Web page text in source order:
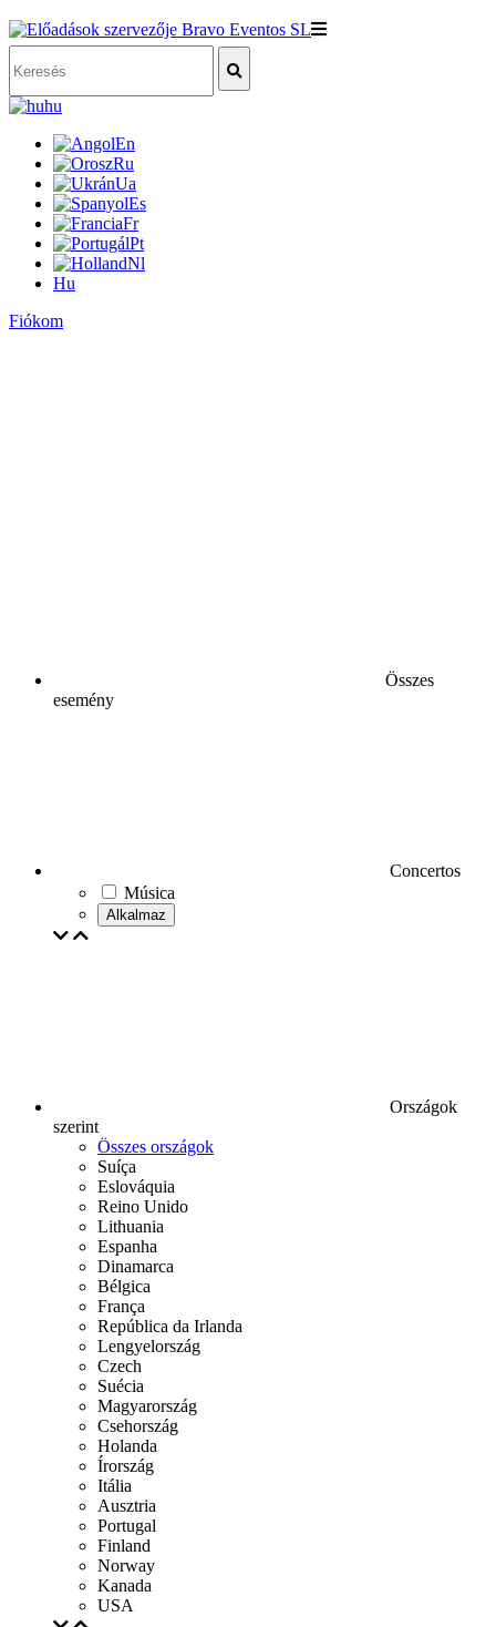
hu
En
Ru
Ua
Es
Fr
Pt
Nl
Hu
Fiókom
Összes
esemény
Concertos
Música
Alkalmaz
Országok
szerint
Összes országok
Suíça
Eslováquia
Reino Unido
Lithuania
Espanha
Dinamarca
Bélgica
França
República da Irlanda
Lengyelország
Czech
Suécia
Magyarország
Csehország
Holanda
Írország
Itália
Ausztria
Portugal
Finland
Norway
Kanada
USA